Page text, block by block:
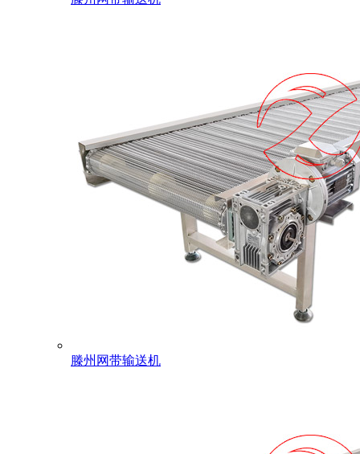
滕州网带输送机